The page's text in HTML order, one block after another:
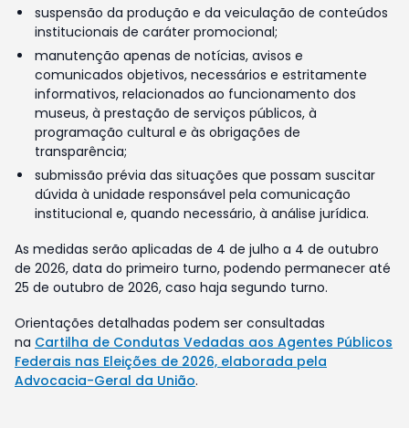
suspensão da produção e da veiculação de conteúdos
institucionais de caráter promocional;
manutenção apenas de notícias, avisos e
comunicados objetivos, necessários e estritamente
informativos, relacionados ao funcionamento dos
museus, à prestação de serviços públicos, à
programação cultural e às obrigações de
transparência;
submissão prévia das situações que possam suscitar
dúvida à unidade responsável pela comunicação
institucional e, quando necessário, à análise jurídica.
As medidas serão aplicadas de 4 de julho a 4 de outubro
de 2026, data do primeiro turno, podendo permanecer até
25 de outubro de 2026, caso haja segundo turno.
Orientações detalhadas podem ser consultadas
na Cartilha de Condutas Vedadas aos Agentes Públicos
Federais nas Eleições de 2026, elaborada pela
Advocacia-Geral da União.